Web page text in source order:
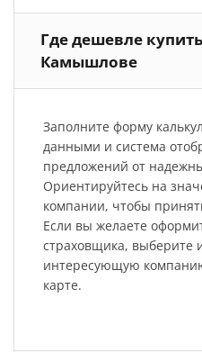
Где дешевле
Камышлове
Заполните форму
данными и система
предложений от
Ориентируйтесь на
компании, чтобы
Если вы желаете
страховщика, выберите
интересующую
карте.